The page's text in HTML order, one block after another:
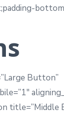
Button”
title=”Middle